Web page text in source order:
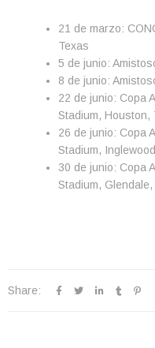
21 de marzo:
Texas
5 de junio:
8 de junio:
22 de junio: Copa
Stadium, Houston,
26 de junio: Copa
Stadium,
30 de junio: Copa
Stadium,
Share: